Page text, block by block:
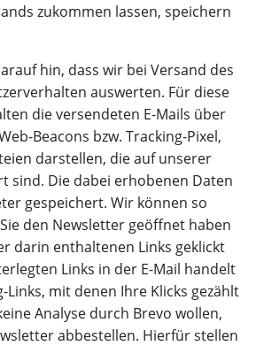
zukommen lassen, speichern
hin, dass wir bei Versand des
auswerten. Für diese
die versendeten E-Mails über
Beacons bzw. Tracking-Pixel,
darstellen, die auf unserer
sind. Die dabei erhobenen Daten
gespeichert. Wir können so
den Newsletter geöffnet haben
darin enthaltenen Links geklickt
Links in der E-Mail handelt
Links, mit denen Ihre Klicks gezählt
Analyse durch Brevo wollen,
abbestellen. Hierfür stellen